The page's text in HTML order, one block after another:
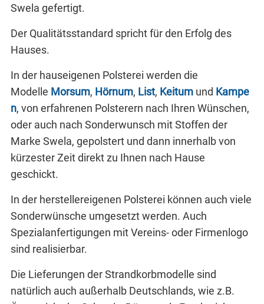
Swela gefertigt.
Der Qualitätsstandard spricht für den Erfolg des
Hauses.
In der hauseigenen Polsterei werden die
Modelle Morsum, Hörnum, List, Keitumund Kampe
n, von erfahrenen Polsterern nach Ihren Wünschen,
oder auch nach Sonderwunsch mit Stoffen der
Marke Swela, gepolstert und dann innerhalb von
kürzester Zeit direkt zu Ihnen nach Hause
geschickt.
In der herstellereigenen Polsterei können auch viele
Sonderwünsche umgesetzt werden. Auch
Spezialanfertigungen mit Vereins- oder Firmenlogo
sind realisierbar.
Die Lieferungen der Strandkorbmodelle sind
natürlich auch außerhalb Deutschlands, wie z.B.